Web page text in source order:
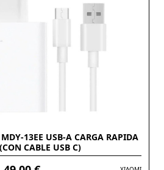
13EE USB-A CARGA RAPIDA
CABLE USB C)